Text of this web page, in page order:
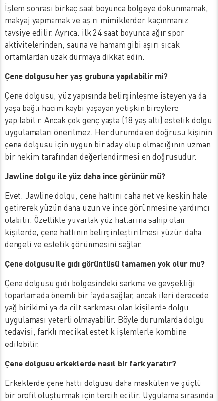
İşlem sonrası birkaç saat boyunca bölgeye dokunmamak,
makyaj yapmamak ve aşırı mimiklerden kaçınmanız
tavsiye edilir. Ayrıca, ilk 24 saat boyunca ağır spor
aktivitelerinden, sauna ve hamam gibi aşırı sıcak
ortamlardan uzak durmaya dikkat edin.
Çene dolgusu her yaş grubuna yapılabilir mi?
Çene dolgusu, yüz yapısında belirginleşme isteyen ya da
yaşa bağlı hacim kaybı yaşayan yetişkin bireylere
yapılabilir. Ancak çok genç yaşta (18 yaş altı) estetik dolgu
uygulamaları önerilmez. Her durumda en doğrusu kişinin
çene dolgusu için uygun bir aday olup olmadığının uzman
bir hekim tarafından değerlendirmesi en doğrusudur.
Jawline dolgu ile yüz daha ince görünür mü?
Evet. Jawline dolgu, çene hattını daha net ve keskin hale
getirerek yüzün daha uzun ve ince görünmesine yardımcı
olabilir. Özellikle yuvarlak yüz hatlarına sahip olan
kişilerde, çene hattının belirginleştirilmesi yüzün daha
dengeli ve estetik görünmesini sağlar.
Çene dolgusu ile gıdı görüntüsü tamamen yok olur mu?
Çene dolgusu gıdı bölgesindeki sarkma ve gevşekliği
toparlamada önemli bir fayda sağlar, ancak ileri derecede
yağ birikimi ya da cilt sarkması olan kişilerde dolgu
uygulaması yeterli olmayabilir. Böyle durumlarda dolgu
tedavisi, farklı medikal estetik işlemlerle kombine
edilebilir.
Çene dolgusu erkeklerde nasıl bir fark yaratır?
Erkeklerde çene hattı dolgusu daha maskülen ve güçlü
bir profil oluşturmak için tercih edilir. Uygulama sırasında